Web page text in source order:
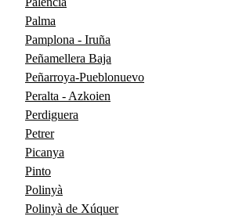
Palma
Pamplona - Iruña
Peñamellera Baja
Peñarroya-Pueblonuevo
Peralta - Azkoien
Perdiguera
Petrer
Picanya
Pinto
Polinyà
Polinyà de Xúquer